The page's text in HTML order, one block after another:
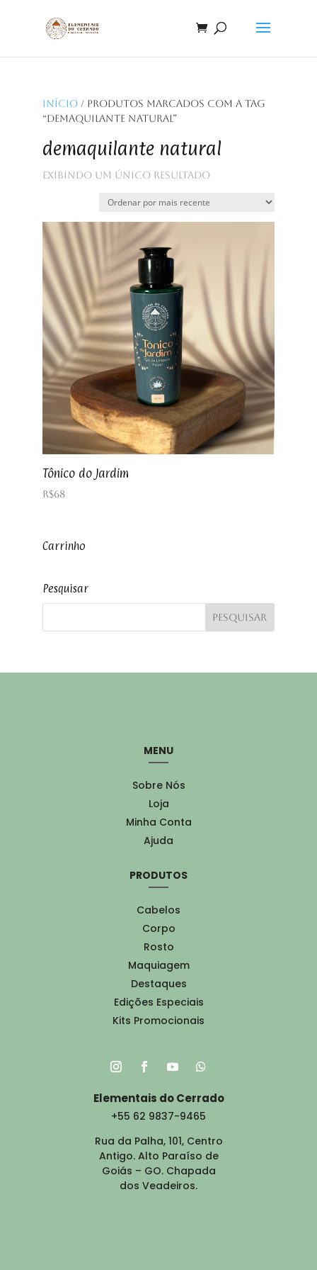
Início/ Produtos marcados com a tag
“demaquilante natural”
demaquilante natural
Exibindo um único resultado
Tônico do Jardim
R$68
Carrinho
Pesquisar
MENU
Sobre Nós
Loja
Minha Conta
Ajuda
PRODUTOS
Cabelos
Corpo
Rosto
Maquiagem
Destaques
Edições Especiais
Kits Promocionais
Elementais do Cerrado
+55 62 9837-9465
Rua da Palha, 101, Centro
Antigo. Alto Paraíso de
Goiás – GO. Chapada
dos Veadeiros.